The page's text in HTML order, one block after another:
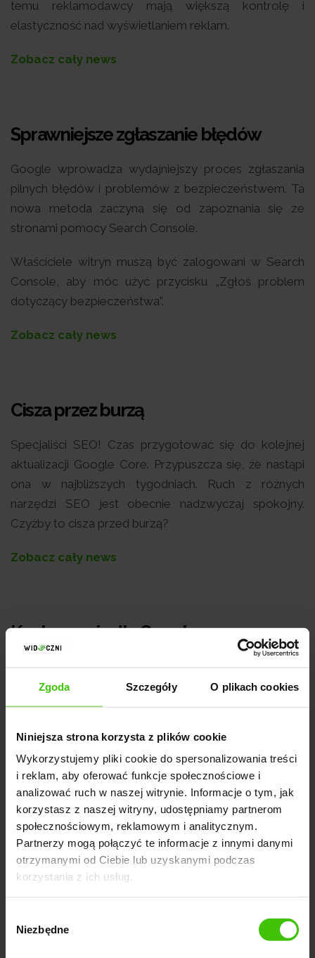
Zgoda Szczegóły O plikach cookies
Niniejsza strona korzysta z plików cookie
Wykorzystujemy pliki cookie do spersonalizowania treści
i reklam, aby oferować funkcje społecznościowe i
analizować ruch w naszej witrynie. Informacje o tym, jak
korzystasz z naszej witryny, udostępniamy partnerom
społecznościowym, reklamowym i analitycznym.
Partnerzy mogą połączyć te informacje z innymi danymi
otrzymanymi od Ciebie lub uzyskanymi podczas
korzystania z ich usług.
zgody
Niezbędne
temu reklamodawcy mają większą kontrolę i
elastyczność nad wyświetlaniem reklam.
Zobacz cały news
Sprawniejsze zgłaszanie błędów
Google wprowadza wydajniejszy proces zgłaszania
pilnych błędów i problemów z bezpieczeństwem. Ta
nowa metoda zaczyna się od zapoznania się ze
stronami pomocy Search Console.
Właściciele witryn muszą być zalogowani w Search
Console, aby móc użyć przycisku „Zgłoś problem
dotyczący bezpieczeństwa”.
Zobacz cały news
Cisza przez burzą
Specjaliści SEO! Czas przygotować się do kolejnej
aktualizacji Google Core. Przypuszcza się, że nastąpi
ona w najbliższych tygodniach. Ruch z różnych
narzędzi SEO jest obecnie nadzwyczaj spokojny.
Czyżby to cisza przed burzą?
Zobacz cały news
Konkurencja dla Google
Część sukcesu wyszukiwania mobilnego Google
polega na tym, że jest to domyślna wyszukiwarka dla
iPhone'a. Firma przez lata zapłaciła miliardy za ten
jakoby Apple pracowało nad stworzeniem swojej
własnej i pełnej wyszukiwarki internetowej. Czy
Google ma się czego bać?
Zobacz cały news
Bezpłatna konsultacja